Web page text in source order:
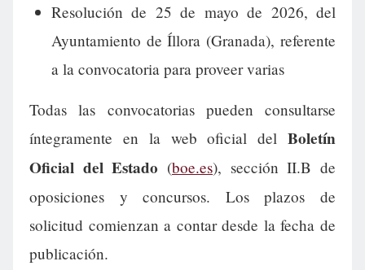
Resolución de 25 de mayo de 2026, del
Ayuntamiento de Íllora (Granada), referente
a la convocatoria para proveer varias
Todas las convocatorias pueden consultarse
íntegramente en la web oficial del Boletín
Oficial del Estado (boe.es), sección II.B de
oposiciones y concursos. Los plazos de
solicitud comienzan a contar desde la fecha de
publicación.